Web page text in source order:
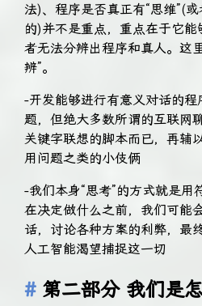
法)、程序是否真正有“思维”(
的)并不是重点，重点在于它能
者无法分辨出程序和真人。这
辨”。
-开发能够进行有意义对话的
题，但绝大多数所谓的互联网
关键字联想的脚本而已，再辅
用问题之类的小伎俩
-我们本身“思考”的方式就是用
在决定做什么之前，我们可能
话，讨论各种方案的利弊，最
人工智能渴望捕捉这一切
第二部分 我们是